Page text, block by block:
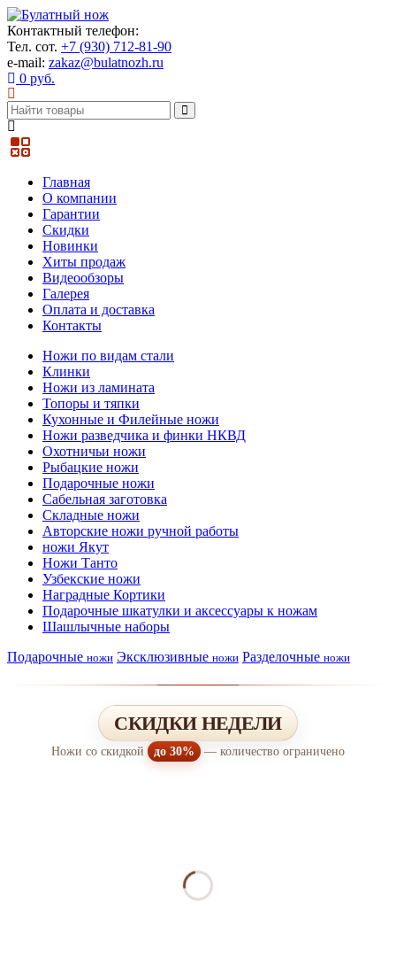
Контактный телефон:
Тел. сот. +7 (930) 712-81-90
e-mail: zakaz@bulatnozh.ru
0 руб.
Главная
О компании
Гарантии
Скидки
Новинки
Хиты продаж
Видеообзоры
Галерея
Оплата и доставка
Контакты
Ножи по видам стали
Клинки
Ножи из ламината
Топоры и тяпки
Кухонные и Филейные ножи
Ножи разведчика и финки НКВД
Охотничьи ножи
Рыбацкие ножи
Подарочные ножи
Сабельная заготовка
Складные ножи
Авторские ножи ручной работы
ножи Якут
Ножи Танто
Узбекские ножи
Наградные Кортики
Подарочные шкатулки и аксессуары к ножам
Шашлычные наборы
Подарочные ножи Эксклюзивные ножи Разделочные ножи
СКИДКИ НЕДЕЛИ
Ножи со скидкой до 30% — количество ограничено